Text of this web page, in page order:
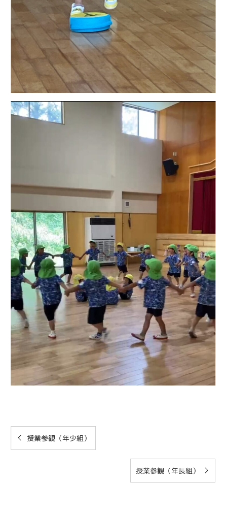
授業参観（年少組）
授業参観（年長組）